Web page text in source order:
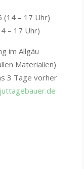
(14 – 17 Uhr)
– 17 Uhr)
im Allgäu
Materialien)
3 Tage vorher